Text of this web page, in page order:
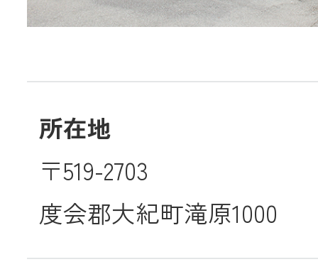
所在地
〒519-2703
度会郡大紀町滝原1000